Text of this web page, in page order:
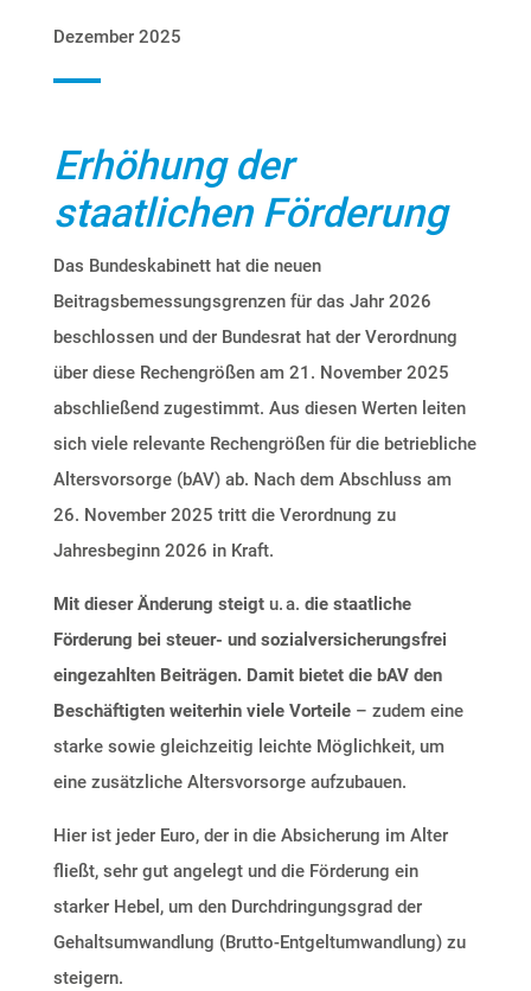
Dezember 2025
Erhöhung der
staatlichen Förderung
Das Bundeskabinett hat die neuen
Beitragsbemessungsgrenzen für das Jahr 2026
beschlossen und der Bundesrat hat der Verordnung
über diese Rechengrößen am 21. November 2025
abschließend zugestimmt. Aus diesen Werten leiten
sich viele relevante Rechengrößen für die betriebliche
Altersvorsorge (bAV) ab. Nach dem Abschluss am
26. November 2025 tritt die Verordnung zu
Jahresbeginn 2026 in Kraft.
Mit dieser Änderung steigt u. a. die staatliche
Förderung bei steuer- und sozialversicherungsfrei
eingezahlten Beiträgen. Damit bietet die bAV den
Beschäftigten weiterhin viele Vorteile– zudemeine
starke sowie gleichzeitig leichte Möglichkeit, um
eine zusätzliche Altersvorsorge aufzubauen.
Hier ist jeder Euro, der in die Absicherung im Alter
fließt, sehr gut angelegt und die Förderung ein
starker Hebel, um den Durchdringungsgrad der
Gehaltsumwandlung (Brutto-Entgeltumwandlung)zu
steigern.